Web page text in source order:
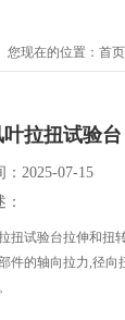
您现在的位置： 首页
拉扭试验台
：2025-07-15
扭试验台拉伸和扭
件的轴向拉力,径向